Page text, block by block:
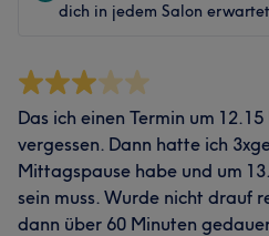
dich in jedem Salon
Das ich einen Termin um
vergessen. Dann hatte ich
Mittagspause habe und um
sein muss. Wurde nicht drauf
dann über 60 Minuten